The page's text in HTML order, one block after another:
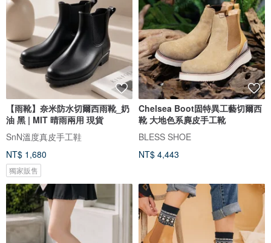
【雨靴】奈米防水切爾西雨靴_奶
油 黑 | MIT 晴雨兩用 現貨
SnN溫度真皮手工鞋
NT$ 1,680
獨家販售
Chelsea Boot固特異工藝切爾西
靴 大地色系麂皮手工靴
BLESS SHOE
NT$ 4,443